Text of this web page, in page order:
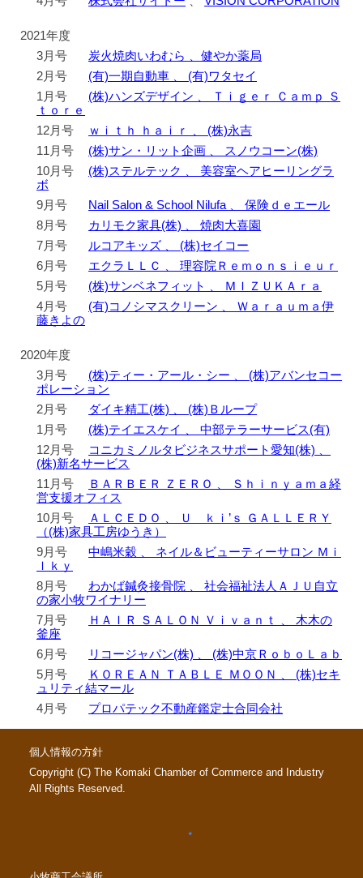
2021年度
3月号
炭火焼肉いわむら 、健やか薬局
2月号
(有)一期自動車 、 (有)ワタセイ
1月号
(株)ハンズデザイン 、 Ｔｉｇｅｒ Ｃａｍｐ Ｓ
ｔｏｒｅ
12月号
ｗｉｔｈ ｈａｉｒ 、 (株)永吉
11月号
(株)サン・リット企画 、 スノウコーン(株)
10月号
(株)ステルテック 、 美容室ヘアヒーリングラ
ボ
9月号
Nail Salon & School Nilufa 、 保険ｄｅエール
8月号
カリモク家具(株) 、 焼肉大喜園
7月号
ルコアキッズ 、 (株)セイコー
6月号
エクラＬＬＣ 、 理容院Ｒｅｍｏｎｓｉｅｕｒ
5月号
(株)サンベネフィット 、 ＭＩＺＵＫＡｒａ
4月号
(有)コノシマスクリーン 、 Ｗａｒａｕｍａ伊
藤きよの
2020年度
3月号
(株)ティー・アール・シー 、 (株)アバンセコー
ポレーション
2月号
ダイキ精工(株) 、 (株)Ｂループ
1月号
(株)テイエスケイ 、 中部テラーサービス(有)
12月号
コニカミノルタビジネスサポート愛知(株) 、
(株)新名サービス
11月号
ＢＡＲＢＥＲ ＺＥＲＯ 、 Ｓｈｉｎｙａｍａ経
営支援オフィス
10月号
ＡＬＣＥＤＯ 、 Ｕ＿ｋｉ’ｓ ＧＡＬＬＥＲＹ
（(株)家具工房ゆうき）
9月号
中嶋米穀 、 ネイル＆ビューティーサロン Ｍｉ
ｌｋｙ
8月号
わかば鍼灸接骨院 、 社会福祉法人ＡＪＵ自立
の家小牧ワイナリー
7月号
ＨＡＩＲ ＳＡＬＯＮ Ｖｉｖａｎｔ 、 木木の
釜座
6月号
リコージャパン(株) 、 (株)中京ＲｏｂｏＬａｂ
5月号
ＫＯＲＥＡＮ ＴＡＢＬＥ ＭＯＯＮ 、 (株)セキ
ュリティ結マール
4月号
プロパテック不動産鑑定士合同会社
個人情報の方針
Copyright (C) The Komaki Chamber of Commerce and Industry
All Rights Reserved.